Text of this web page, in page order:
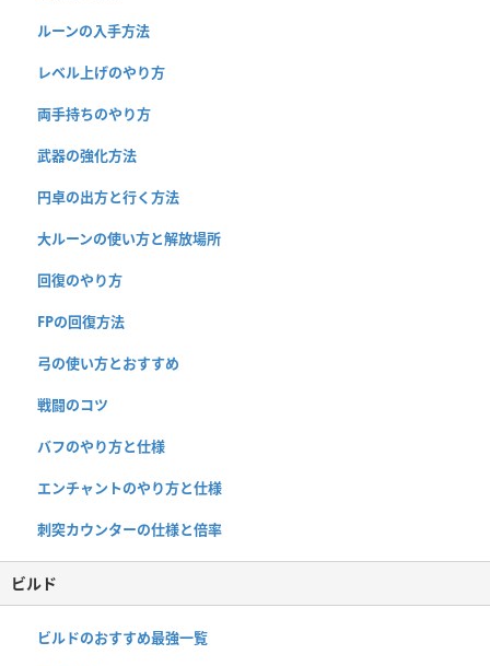
ルーンの入手方法
レベル上げのやり方
両手持ちのやり方
武器の強化方法
円卓の出方と行く方法
大ルーンの使い方と解放場所
回復のやり方
FPの回復方法
弓の使い方とおすすめ
戦闘のコツ
バフのやり方と仕様
エンチャントのやり方と仕様
刺突カウンターの仕様と倍率
ビルド
ビルドのおすすめ最強一覧